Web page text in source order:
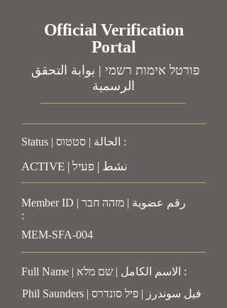
Official Verification
Portal
الرسمية
Status | الحالة | סטטוס :
ACTIVE | نشط | פעיל
Member ID | رقم عضوية | מזהה חבר
:
MEM-SFA-004
Full Name | الاسم الكامل | שם מלא :
Phil Saunders | فيل سوندرز | פיל סונדרס